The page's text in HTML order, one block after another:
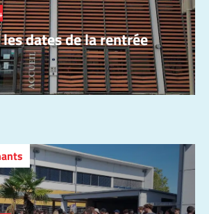
dates de la rentrée